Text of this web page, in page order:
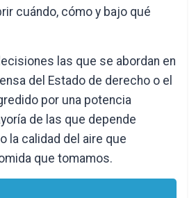
cuándo, cómo y bajo qué
las que se abordan en
del Estado de derecho o el
por una potencia
de las que depende
la calidad del aire que
que tomamos.